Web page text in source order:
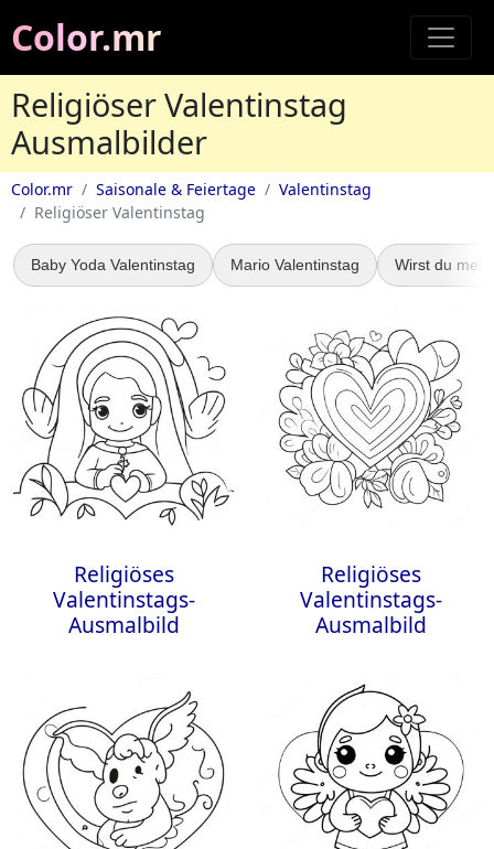
Color.mr
Religiöser Valentinstag
Ausmalbilder
Color.mr Saisonale & Feiertage
Valentinstag
Religiöser Valentinstag
Baby Yoda Valentinstag Mario Valentinstag Wirst du
Religiöses
Valentinstags-
Ausmalbild
Religiöses
Valentinstags-
Ausmalbild